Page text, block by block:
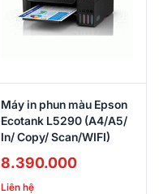
Máy in phun màu Epson
Ecotank L5290 (A4/A5/
In/ Copy/ Scan/WIFI)
8.390.000
Liên hệ